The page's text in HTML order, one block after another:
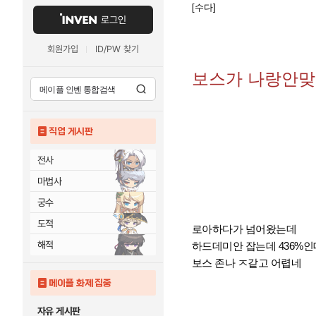
로그인
회원가입 ID/PW 찾기
직업 게시판
전사
마법사
궁수
도적
해적
메이플 화제 집중
자유 게시판
[수다]
보스가 나랑안
로아하다가 넘어왔는데
하드데미안 잡는데 436%인
보스 존나 ㅈ같고 어렵네